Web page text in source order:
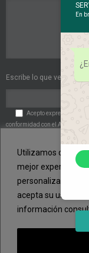
Utilizamos
mejor experiencia
personalizado. Si
acepta su uso.
información
Escribe lo que ves en
Acepto expresamente
conformidad con el Art. 6 del
© Copyright 2014 -
reparación de calderas
En